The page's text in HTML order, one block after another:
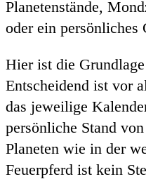
Planetenstände,
oder ein persönliches
Hier ist die
Entscheidend ist vor
das jeweilige
persönliche Stand
Planeten wie in der
Feuerpferd ist kein